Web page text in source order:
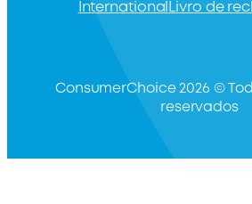
International Livro de
ConsumerChoice 2026 ©
reservados